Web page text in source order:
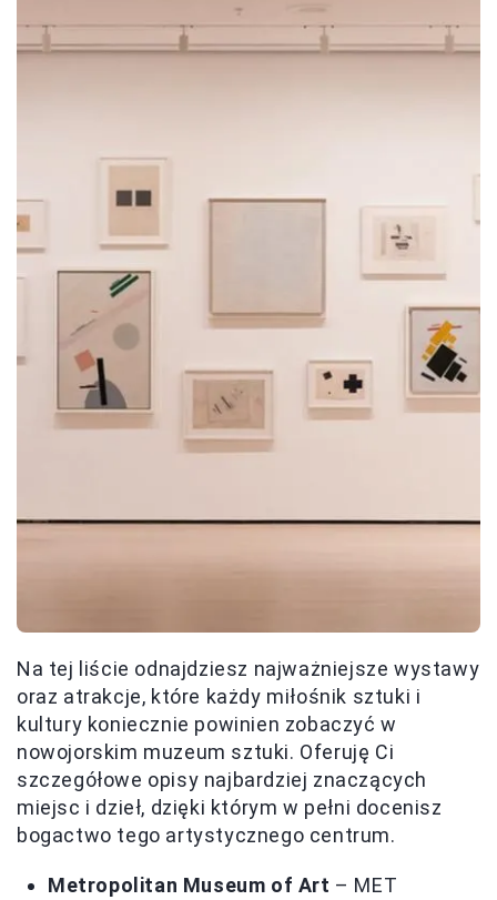
Na tej liście odnajdziesz najważniejsze wystawy
oraz atrakcje, które każdy miłośnik sztuki i
kultury koniecznie powinien zobaczyć w
nowojorskim muzeum sztuki. Oferuję Ci
szczegółowe opisy najbardziej znaczących
miejsc i dzieł, dzięki którym w pełni docenisz
bogactwo tego artystycznego centrum.
Metropolitan Museum of Art – MET